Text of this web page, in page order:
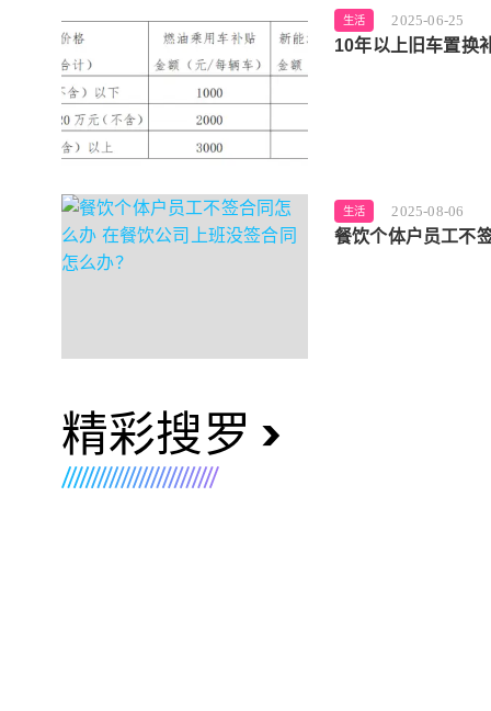
生活 2025-06-25
10年以上旧车置换
生活 2025-08-06
餐饮个体户员工不
精彩搜罗